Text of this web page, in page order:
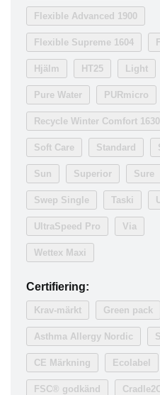
Flexible Advanced 1900
Flexible Supreme 1604
Hjälm HT25 Light
Pure Water PURmicro
Recycle Winter Comfort
Soft Care Standard
Sun Superior Sure
Swep Single Taski
UltraSpeed Pro Via
Wettex Maxi
Certifiering:
Krav-märkt Green pack
Asthma Allergy Nordic
CE Märkning Ecolabel
FSC® godkänd